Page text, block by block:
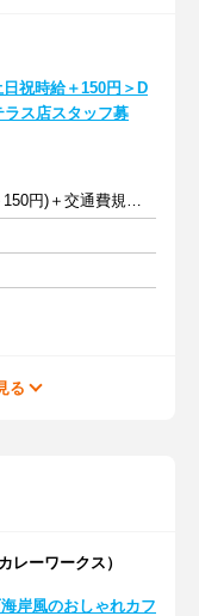
日祝時給＋150円＞D
ス店スタッフ募
時給1226円～(土日祝は＋150円)＋交通費規定支給（上限あり）
る
レーワークス）
岸風のおしゃれカフ